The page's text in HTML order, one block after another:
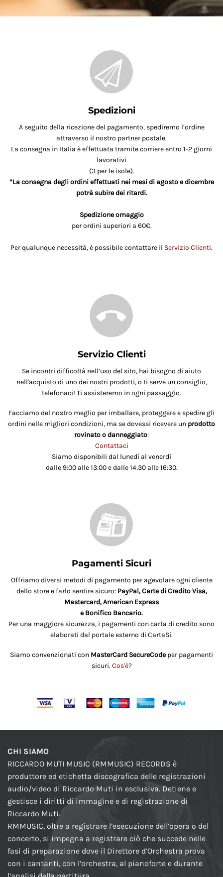
Spedizioni
A seguito della ricezione del pagamento, spediremo l’ordine
attraverso il nostro partner postale.
La consegna in Italia è effettuata tramite corriere entro 1-2 giorni
lavorativi
(3 per le isole).
*La consegna degli ordini effettuati nei mesi di agosto e dicembre
potrà subire dei ritardi.
Spedizione omaggio
per ordini superiori a 60€.
Per qualunque necessità, è possibile contattare il Servizio Clienti.
Servizio Clienti
Se incontri difficoltà nell’uso del sito, hai bisogno di aiuto
nell'acquisto di uno dei nostri prodotti, o ti serve un consiglio,
telefonaci! Ti assisteremo in ogni passaggio.
Facciamo del nostro meglio per imballare, proteggere e spedire gli
ordini nelle migliori condizioni, ma se dovessi ricevere un prodotto
rovinato o danneggiato:
Contattaci
Siamo disponibili dal lunedì al venerdì
dalle 9:00 alle 13:00 e dalle 14:30 alle 16:30.
Pagamenti Sicuri
Offriamo diversi metodi di pagamento per agevolare ogni cliente
dello store e farlo sentire sicuro: PayPal, Carte di Credito Visa,
Mastercard, American Express
e Bonifico Bancario.
Per una maggiore sicurezza, i pagamenti con carta di credito sono
elaborati dal portale esterno di CartaSì.
Siamo convenzionati con MasterCard SecureCode per pagamenti
sicuri. Cos'è?
CHI SIAMO
RICCARDO MUTI MUSIC (RMMUSIC) RECORDS è
produttore ed etichetta discografica delle registrazioni
audio/video di Riccardo Muti in esclusiva. Detiene e
gestisce i diritti di immagine e di registrazione di
Riccardo Muti.
RMMUSIC, oltre a registrare l’esecuzione dell’opera o del
concerto, si impegna a registrare ciò che succede nelle
fasi di preparazione dove il Direttore d’Orchestra prova
con i cantanti, con l’orchestra, al pianoforte e durante